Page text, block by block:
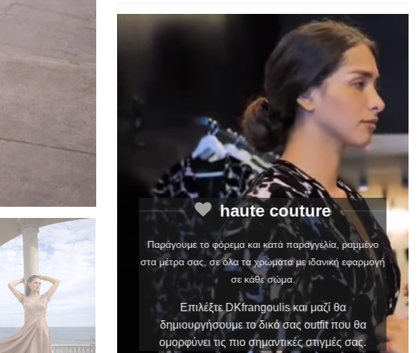
haute couture
Παράγουμε το φόρεμα και κατά παραγγελία, ραμμένο
στα μέτρα σας, σε όλα τα χρώματα με ιδανική εφαρμογή
σε κάθε σώμα.
Επιλέξτε DKfrangoulis και μαζί θα
δημιουργήσουμε το δικό σας outfit που θα
ομορφύνει τις πιο σημαντικές στιγμές σας.